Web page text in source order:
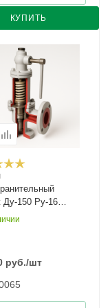
КУПИТЬ
Ду-150 Ру-16
руб./шт